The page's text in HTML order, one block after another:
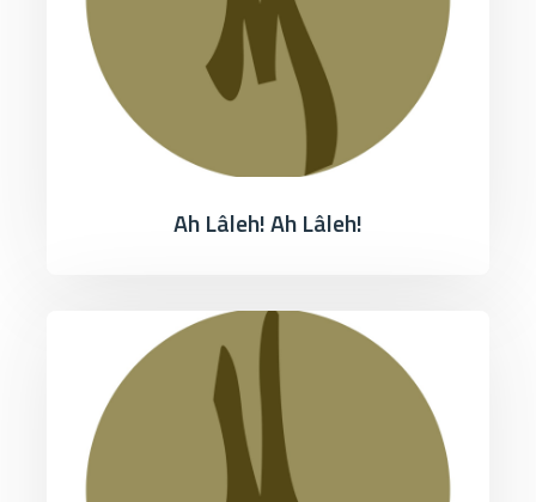
Ah Lâleh! Ah Lâleh!